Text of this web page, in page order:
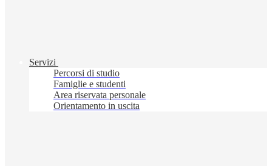
Servizi
Percorsi di studio
Famiglie e studenti
Area riservata personale
Orientamento in uscita